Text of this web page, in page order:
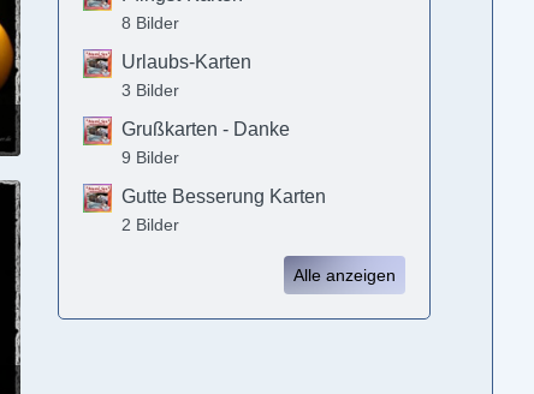
8 Bilder
Urlaubs-Karten
3 Bilder
Grußkarten - Danke
9 Bilder
Gutte Besserung Karten
2 Bilder
Alle anzeigen